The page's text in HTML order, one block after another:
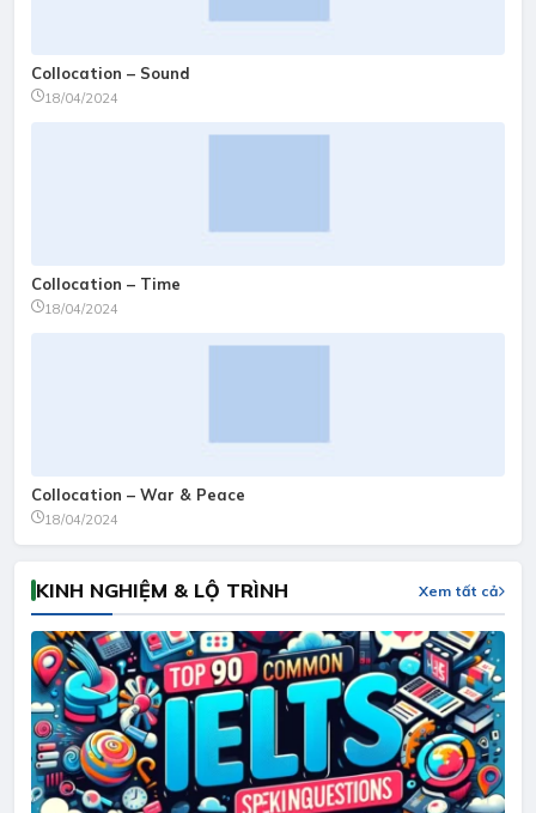
Collocation – Sound
18/04/2024
Collocation – Time
18/04/2024
Collocation – War & Peace
18/04/2024
KINH NGHIỆM & LỘ TRÌNH Xem tất cả